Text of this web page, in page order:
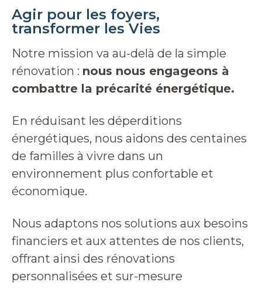
Agir pour les foyers,
transformer les Vies
Notre mission va au-delà de la simple
rénovation : nous nous engageons à
combattre la précarité énergétique.
En réduisant les déperditions
énergétiques, nous aidons des centaines
de familles à vivre dans un
environnement plus confortable et
économique.
Nous adaptons nos solutions aux besoins
financiers et aux attentes de nos clients,
offrant ainsi des rénovations
personnalisées et sur-mesure